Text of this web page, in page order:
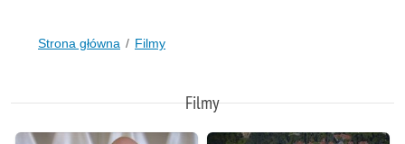
Strona główna Filmy
Filmy